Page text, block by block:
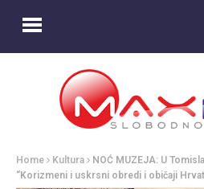
Home Kultura
NOĆ MUZEJA: U
“Korizmeni i uskrsni obredi i običaji